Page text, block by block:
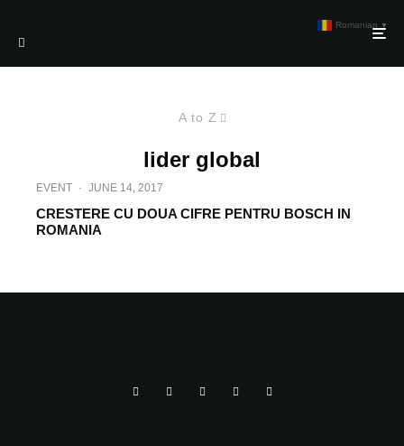
A to Z
lider global
EVENT · JUNE 14, 2017
CRESTERE CU DOUA CIFRE PENTRU BOSCH IN
ROMANIA
Romanian ▼